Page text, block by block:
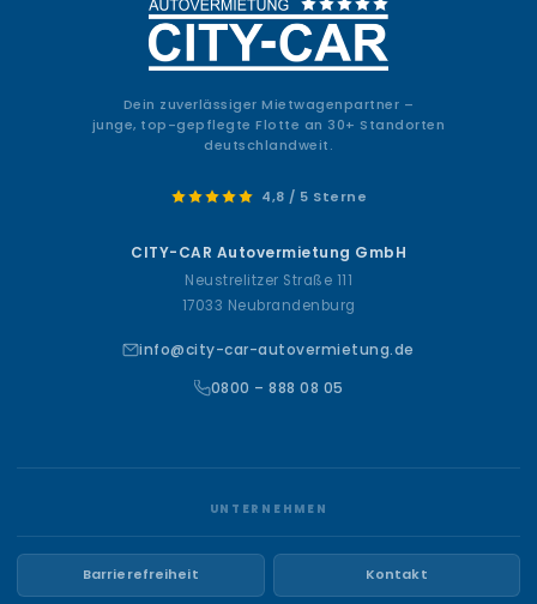
Dein zuverlässiger Mietwagenpartner –
junge, top-gepflegte Flotte an 30+ Standorten
deutschlandweit.
4,8 / 5 Sterne
CITY-CAR Autovermietung GmbH
Neustrelitzer Straße 111
17033 Neubrandenburg
info@city-car-autovermietung.de
0800 – 888 08 05
UNTERNEHMEN
Barrierefreiheit Kontakt